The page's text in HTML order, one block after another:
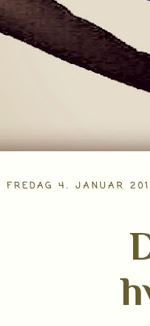
FREDAG 4. JANUAR